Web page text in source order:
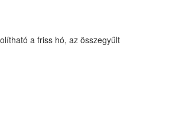
a friss hó, az összegyűlt